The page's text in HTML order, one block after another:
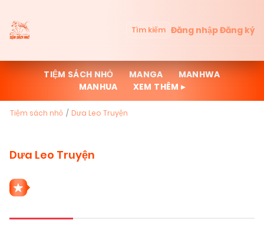
Tìm kiếm Đăng nhậpĐăng ký
TIỆM SÁCH NHỎ MANGA
MANHWA
MANHUA
XEM THÊM ▸
Tiệm sách nhỏ Dưa Leo Truyện
Dưa Leo Truyện